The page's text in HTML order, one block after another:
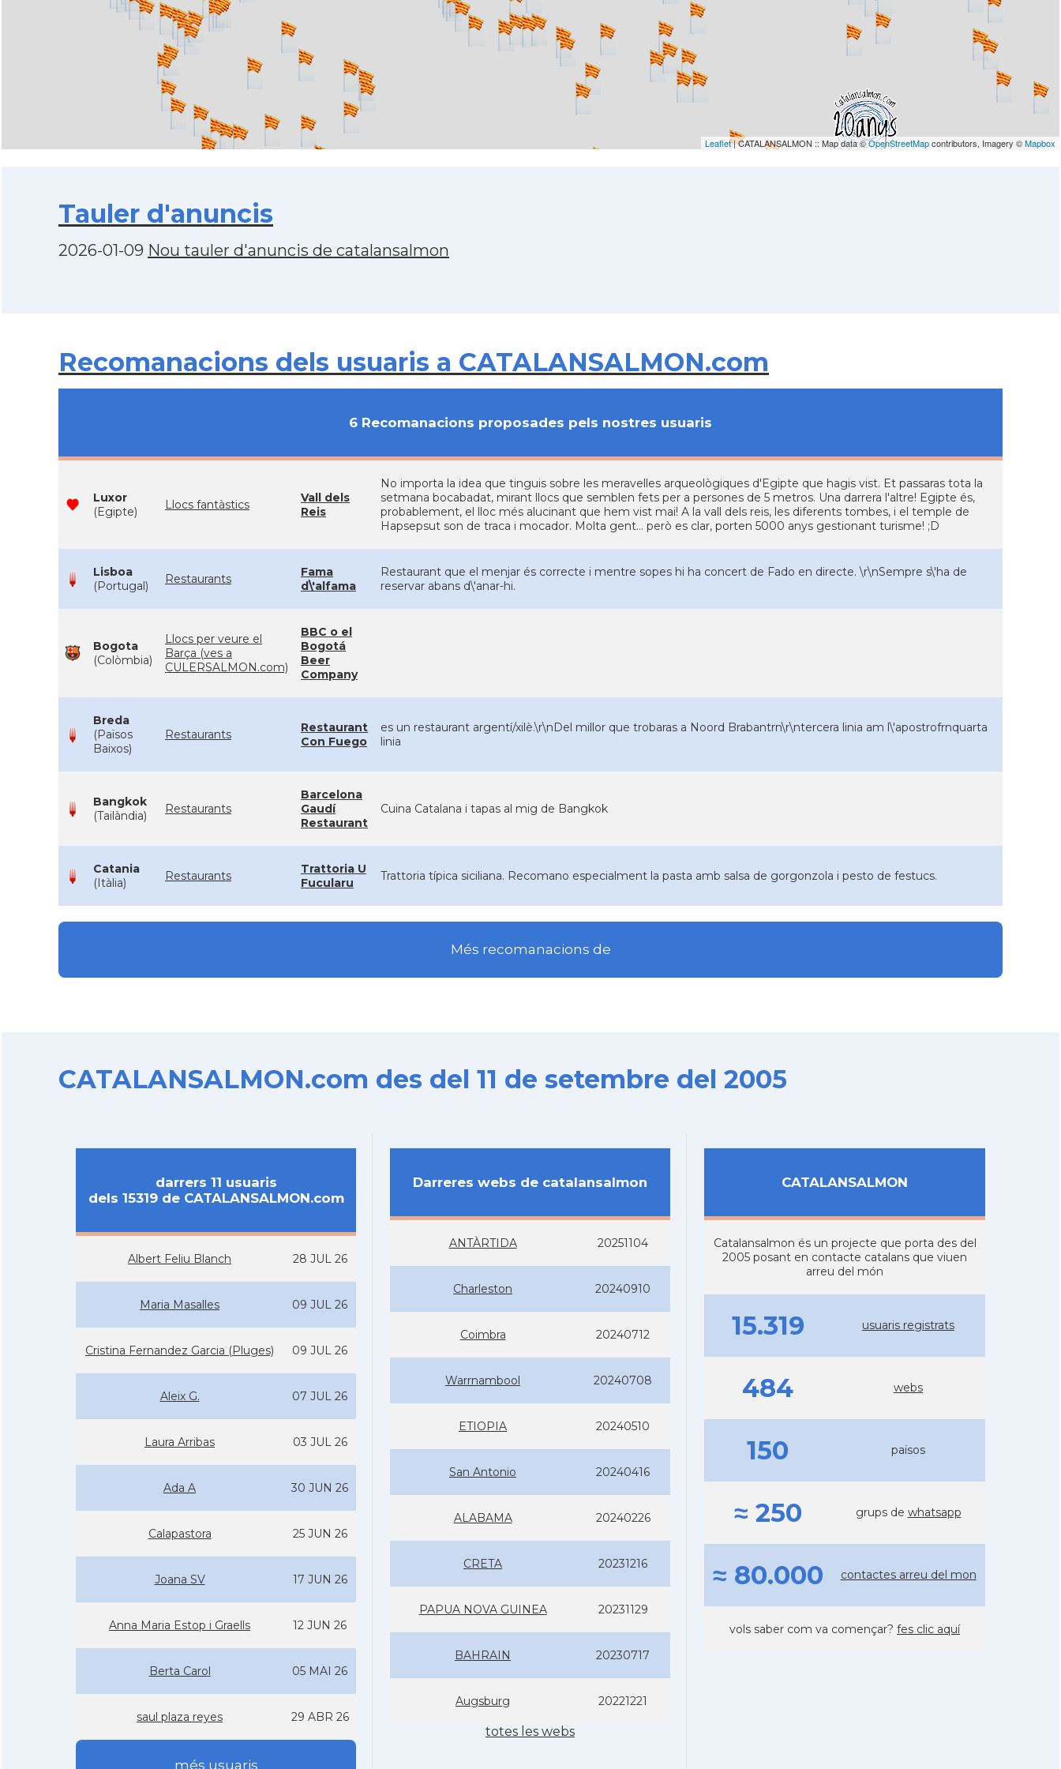
Leaflet| CATALANSALMON :: Map data ©OpenStreetMapcontributors, Imagery ©Mapbox
Tauler d'anuncis
2026-01-09 Nou tauler d'anuncis de catalansalmon
Recomanacions dels usuaris a CATALANSALMON.com
6 Recomanacions proposades pels nostres usuaris
Luxor
(Egipte)
Llocs fantàstics
Vall dels
Reis
No importa la idea que tinguis sobre les meravelles arqueològiques d'Egipte que hagis vist. Et passaras tota la
setmana bocabadat, mirant llocs que semblen fets per a persones de 5 metros. Una darrera l'altre! Egipte és,
probablement, el lloc més alucinant que hem vist mai! A la vall dels reis, les diferents tombes, i el temple de
Hapsepsut son de traca i mocador. Molta gent... però es clar, porten 5000 anys gestionant turisme! ;D
Lisboa
(Portugal)
Restaurants
Fama
d\'alfama
Restaurant que el menjar és correcte i mentre sopes hi ha concert de Fado en directe. \r\nSempre s\'ha de
reservar abans d\'anar-hi.
Bogota
(Colòmbia)
Llocs per veure el
Barça (ves a
CULERSALMON.com)
BBC o el
Bogotá
Beer
Company
Breda
(Països
Baixos)
Restaurants
Restaurant
Con Fuego
es un restaurant argentí/xilè.\r\nDel millor que trobaras a Noord Brabantrn\r\ntercera linia am l\'apostrofrnquarta
linia
Bangkok
(Tailàndia)
Restaurants
Barcelona
Gaudí
Restaurant
Cuina Catalana i tapas al mig de Bangkok
Catania
(Itàlia)
Restaurants
Trattoria U
Fucularu
Trattoria típica siciliana. Recomano especialment la pasta amb salsa de gorgonzola i pesto de festucs.
Més recomanacions de
CATALANSALMON.com des del 11 de setembre del 2005
darrers 11 usuaris
dels 15319 de CATALANSALMON.com
Albert Feliu Blanch 28 JUL 26
Maria Masalles 09 JUL 26
Cristina Fernandez Garcia (Pluges) 09 JUL 26
Aleix G. 07 JUL 26
Laura Arribas 03 JUL 26
Ada A 30 JUN 26
Calapastora 25 JUN 26
Joana SV 17 JUN 26
Anna Maria Estop i Graells 12 JUN 26
Berta Carol 05 MAI 26
saul plaza reyes 29 ABR 26
més usuaris
Darreres webs de catalansalmon
ANTÀRTIDA 20251104
Charleston 20240910
Coimbra 20240712
Warrnambool 20240708
ETIOPIA 20240510
San Antonio 20240416
ALABAMA 20240226
CRETA 20231216
PAPUA NOVA GUINEA 20231129
BAHRAIN 20230717
Augsburg 20221221
totes les webs
CATALANSALMON
Catalansalmon és un projecte que porta des del
2005 posant en contacte catalans que viuen
arreu del món
15.319 usuaris registrats
484 webs
150 països
≈ 250 grups de whatsapp
≈ 80.000 contactes arreu del mon
vols saber com va començar? fes clic aquí